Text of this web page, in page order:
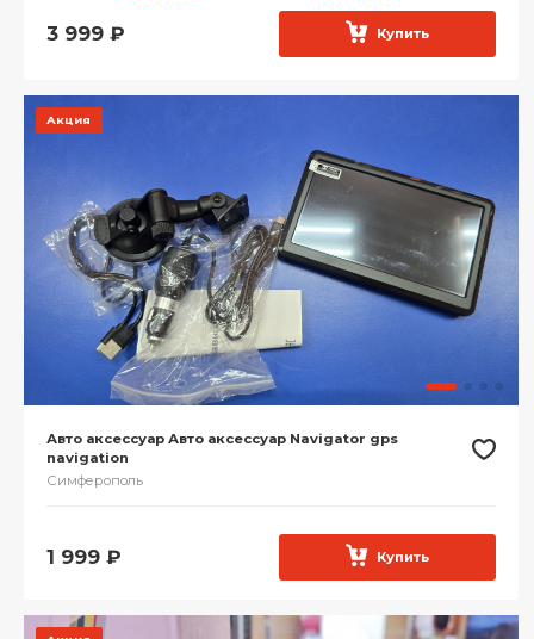
3 999 ₽ Купить
Акция
Авто аксессуар Авто аксессуар Navigator gps
navigation
Симферополь
1 999 ₽ Купить